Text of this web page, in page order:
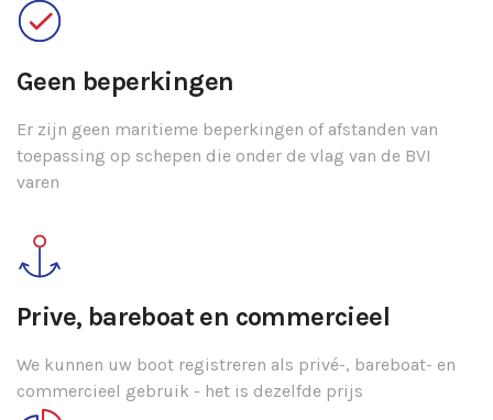
Geen beperkingen
Er zijn geen maritieme beperkingen of afstanden van
toepassing op schepen die onder de vlag van de BVI
varen
Prive, bareboat en commercieel
We kunnen uw boot registreren als privé-, bareboat- en
commercieel gebruik - het is dezelfde prijs